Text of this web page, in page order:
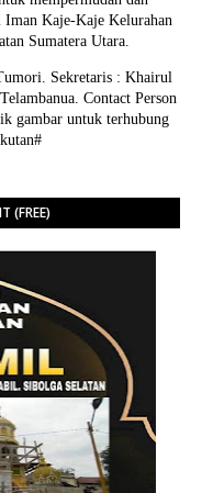
Iman Kaje-Kaje Kelurahan
Sumatera Utara.
Sekretaris : Khairul
Contact Person
gambar untuk terhubung
(FREE)